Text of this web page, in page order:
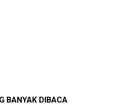
BANYAK DIBACA